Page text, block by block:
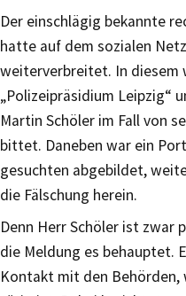
Der einschlägig bekannte
hatte auf dem sozialen
weiterverbreitet. In diesem
„Polizeipräsidium Leipzig“
Martin Schöler im Fall von
bittet. Daneben war ein
gesuchten abgebildet,
die Fälschung herein.
Denn Herr Schöler ist zwar
die Meldung es behauptet.
Kontakt mit den Behörden,